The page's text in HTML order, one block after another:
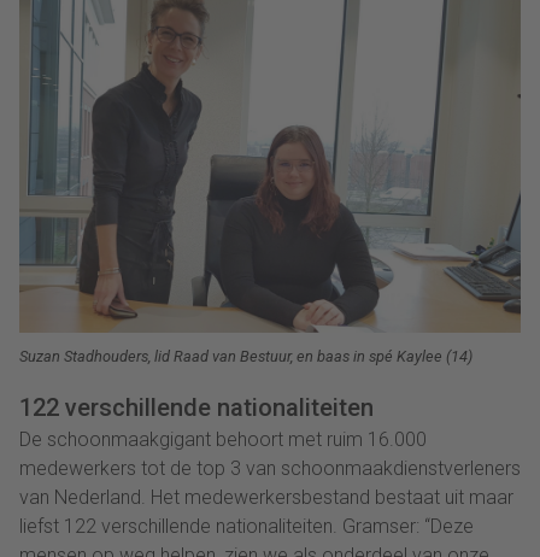
Suzan Stadhouders, lid Raad van Bestuur, en baas in spé Kaylee (14)
122 verschillende nationaliteiten
De schoonmaakgigant behoort met ruim 16.000
medewerkers tot de top 3 van schoonmaakdienstverleners
van Nederland. Het medewerkersbestand bestaat uit maar
liefst 122 verschillende nationaliteiten. Gramser: “Deze